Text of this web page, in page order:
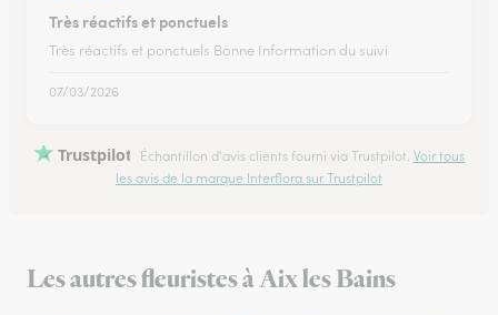
Très réactifs et ponctuels
Très réactifs et ponctuels Bonne Information du suivi
07/03/2026
Trustpilot Échantillon d'avis clients fourni via Trustpilot. Voir tous
les avis de la marque Interflora sur Trustpilot
Les autres fleuristes à Aix les Bains